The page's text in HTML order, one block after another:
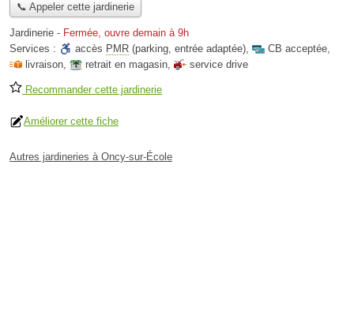
📞 Appeler cette jardinerie
Jardinerie - Fermée, ouvre demain à 9h
Services :
accès PMR (parking, entrée adaptée), CB acceptée,
livraison, retrait en magasin, service drive
Recommander cette jardinerie
Améliorer cette fiche
Autres jardineries à Oncy-sur-École